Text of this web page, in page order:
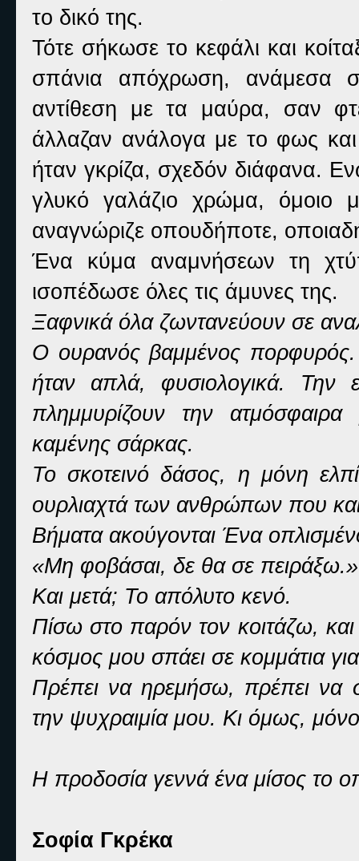
το δικό της.
Τότε σήκωσε το κεφάλι και
σπάνια απόχρωση, ανάμεσα
αντίθεση με τα μαύρα, σαν
άλλαζαν ανάλογα με το φως
ήταν γκρίζα, σχεδόν διάφανα.
γλυκό γαλάζιο χρώμα,
αναγνώριζε οπουδήποτε,
Ένα κύμα αναμνήσεων τη
ισοπέδωσε όλες τις άμυνες της.
Ξαφνικά όλα ζωντανεύουν σε
Ο ουρανός βαμμένος πορφυρός.
ήταν απλά, φυσιολογικά. Την
πλημμυρίζουν την
καμένης σάρκας.
Το σκοτεινό δάσος, η μόνη
ουρλιαχτά των ανθρώπων που
Βήματα ακούγονται Ένα
«Μη φοβάσαι, δε θα σε πειράξω.»
Και μετά; Το απόλυτο κενό.
Πίσω στο παρόν τον κοιτάζω,
κόσμος μου σπάει σε κομμάτια
Πρέπει να ηρεμήσω, πρέπει
την ψυχραιμία μου. Κι όμως,
Η προδοσία γεννά ένα μίσος το
Σοφία Γκρέκα